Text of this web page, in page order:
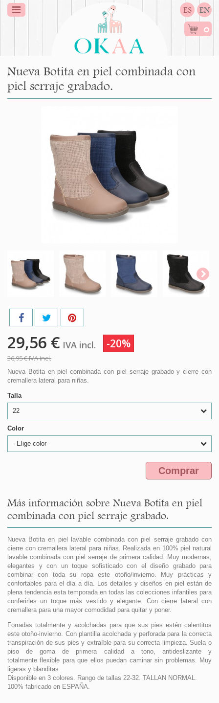
ES EN
0
Nueva Botita en piel combinada con
piel serraje grabado.
29,56 € IVA incl. -20%
36,95 €IVA incl.
Nueva Botita en piel combinada con piel serraje grabado y cierre con
cremallera lateral para niñas.
Talla
22
Color
- Elige color -
Comprar
Más información sobre Nueva Botita en piel
combinada con piel serraje grabado.
Nueva Botita en piel lavable combinada con piel serraje grabado con
cierre con cremallera lateral para niñas. Realizada en 100% piel natural
lavable combinada con piel serraje de primera calidad. Muy modernas,
elegantes y con un toque sofisticado con el diseño grabado para
combinar con toda su ropa este otoño/invierno. Muy prácticas y
confortables para el día a día. Los detalles y diseños en piel están de
plena tendencia esta temporada en todas las colecciones infantiles para
conferirles un toque más vestido y elegante. Con cierre lateral con
cremallera para una mayor comodidad para quitar y poner.
Forradas totalmente y acolchadas para que sus pies estén calentitos
este otoño-invierno. Con plantilla acolchada y perforada para la correcta
transpiración de sus pies y extraíble para su correcta limpieza. Suela o
piso de goma de primera calidad a tono, antideslizante y
totalmente flexible para que ellos puedan caminar sin problemas. Muy
ligeras y blanditas.
Disponible en 3 colores. Rango de tallas 22-32. TALLAN NORMAL.
100% fabricado en ESPAÑA.